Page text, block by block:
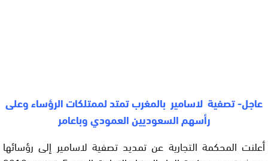
عاجل- تصفية لاسامير بالمغرب تمتد لممتلكات الرؤساء وعلى
رأسهم السعوديين العمودي وباعامر
أعلنت المحكمة التجارية عن تمديد تصفية لاسامير إلى رؤسائها